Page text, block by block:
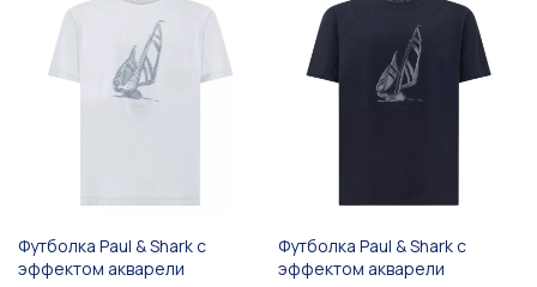
Футболка Paul & Shark с
эффектом акварели
Футболка Paul & Shark с
эффектом акварели